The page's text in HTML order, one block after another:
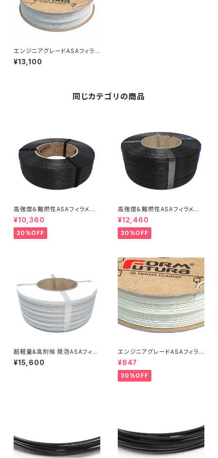
エンジニアグレードASAフィラメ
ント『ApolloX』
¥13,100
同じカテゴリの商品
高強度＆難燃性ASAフィラメント
『ApolloX Flame Retardant』
¥10,360
30%OFF
高強度＆難燃性ASAフィラメント
『ApolloX Flame Retardant
（Bambu Coils）』
¥12,460
30%OFF
超軽量&高耐候 発泡ASAフィラ
メント『ApolloX Foaming（Ba
mbu Coil）』
¥15,600
エンジニアグレードASAフィラメ
ント『ApolloX』：お試しサンプル
10M
¥847
30%OFF